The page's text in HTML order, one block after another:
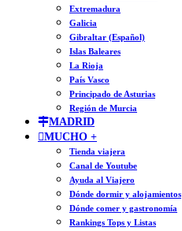
Extremadura
Galicia
Gibraltar (Español)
Islas Baleares
La Rioja
País Vasco
Principado de Asturias
Región de Murcia
MADRID
MUCHO +
Tienda viajera
Canal de Youtube
Ayuda al Viajero
Dónde dormir y alojamientos
Dónde comer y gastronomía
Rankings Tops y Listas